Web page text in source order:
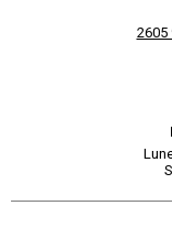
2605